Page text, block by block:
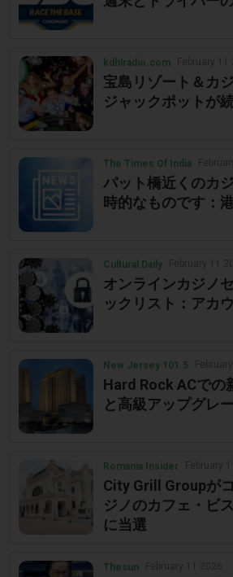
kdhlradio.com
宝島リゾート＆カ
ジャックポットが
The Times Of India
パット橋近くのカ
時的なものです：
Cultural Daily
オンラインカジノ
ックリスト：アカ
New Jersey 101.5
Hard Rock ACでの
と高級アップグレ
Romania Insider
City Grill Groupが
ジノのカフェ・ビ
に当選
Thesun